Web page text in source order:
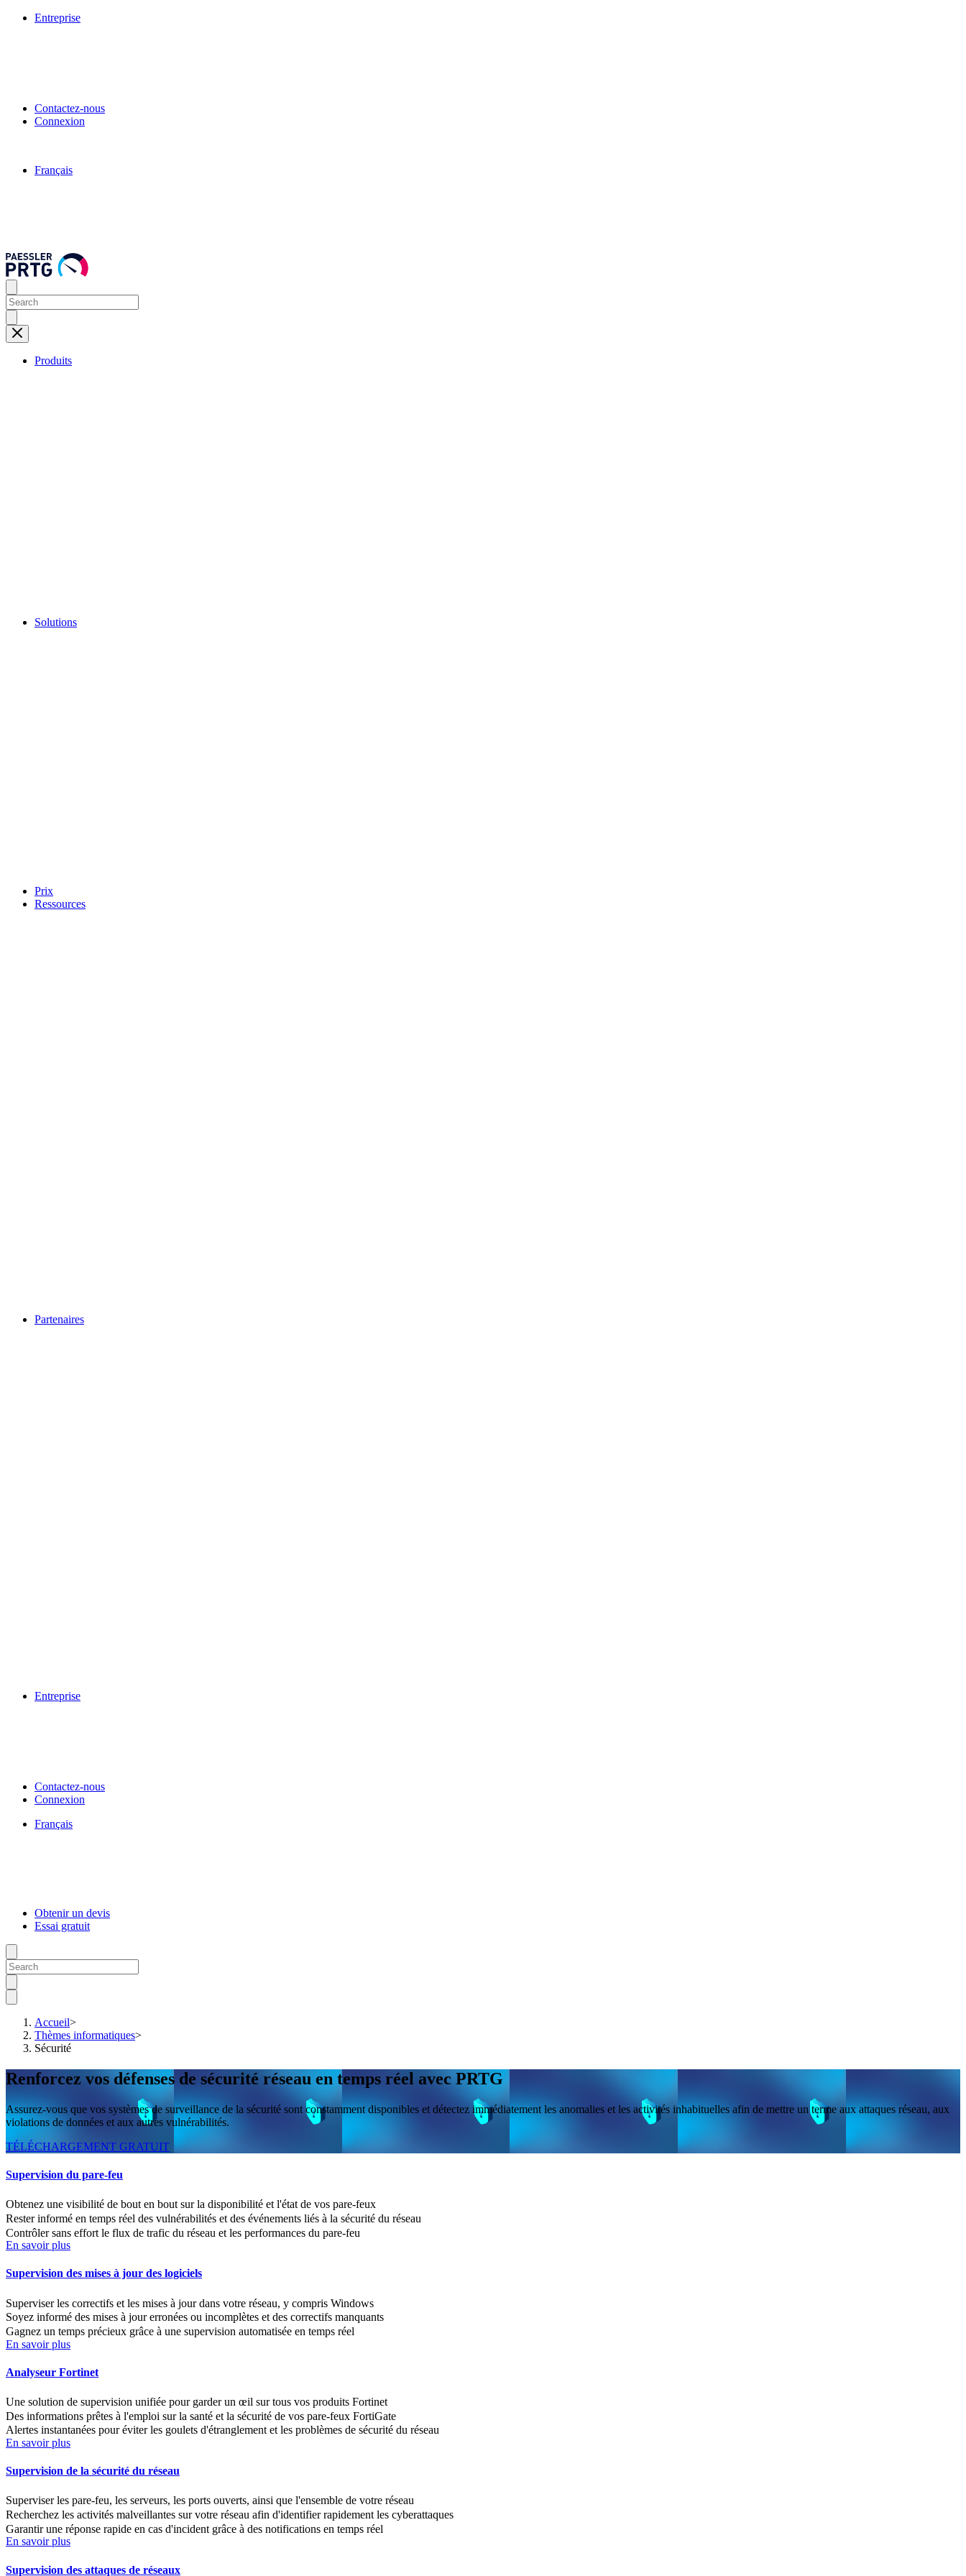
Entreprise
Contactez-nous
Connexion
Français
Produits
Solutions
Prix
Ressources
Partenaires
Entreprise
Contactez-nous
Connexion
Français
Obtenir un devis
Essai gratuit
Accueil>
Thèmes informatiques>
Sécurité
Renforcez vos défenses de sécurité réseau en temps réel avec PRTG
Assurez-vous que vos systèmes de surveillance de la sécurité sont constamment disponibles et détectez immédiatement les anomalies et les activités inhabituelles afin de mettre un terme aux attaques réseau, aux
violations de données et aux autres vulnérabilités.
TÉLÉCHARGEMENT GRATUIT
Supervision du pare-feu
Obtenez une visibilité de bout en bout sur la disponibilité et l'état de vos pare-feux
Rester informé en temps réel des vulnérabilités et des événements liés à la sécurité du réseau
Contrôler sans effort le flux de trafic du réseau et les performances du pare-feu
En savoir plus
Supervision des mises à jour des logiciels
Superviser les correctifs et les mises à jour dans votre réseau, y compris Windows
Soyez informé des mises à jour erronées ou incomplètes et des correctifs manquants
Gagnez un temps précieux grâce à une supervision automatisée en temps réel
En savoir plus
Analyseur Fortinet
Une solution de supervision unifiée pour garder un œil sur tous vos produits Fortinet
Des informations prêtes à l'emploi sur la santé et la sécurité de vos pare-feux FortiGate
Alertes instantanées pour éviter les goulets d'étranglement et les problèmes de sécurité du réseau
En savoir plus
Supervision de la sécurité du réseau
Superviser les pare-feu, les serveurs, les ports ouverts, ainsi que l'ensemble de votre réseau
Recherchez les activités malveillantes sur votre réseau afin d'identifier rapidement les cyberattaques
Garantir une réponse rapide en cas d'incident grâce à des notifications en temps réel
En savoir plus
Supervision des attaques de réseaux